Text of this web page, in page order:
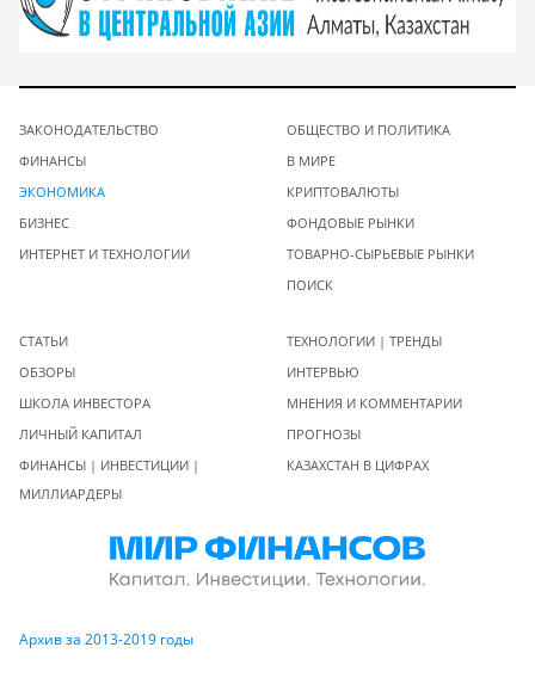
ЗАКОНОДАТЕЛЬСТВО
ФИНАНСЫ
ЭКОНОМИКА
БИЗНЕС
ИНТЕРНЕТ И ТЕХНОЛОГИИ
ОБЩЕСТВО И ПОЛИТИКА
В МИРЕ
КРИПТОВАЛЮТЫ
ФОНДОВЫЕ РЫНКИ
ТОВАРНО-СЫРЬЕВЫЕ РЫНКИ
ПОИСК
СТАТЬИ
ОБЗОРЫ
ШКОЛА ИНВЕСТОРА
ЛИЧНЫЙ КАПИТАЛ
ФИНАНСЫ | ИНВЕСТИЦИИ |
МИЛЛИАРДЕРЫ
ТЕХНОЛОГИИ | ТРЕНДЫ
ИНТЕРВЬЮ
МНЕНИЯ И КОММЕНТАРИИ
ПРОГНОЗЫ
КАЗАХСТАН В ЦИФРАХ
Архив за 2013-2019 годы